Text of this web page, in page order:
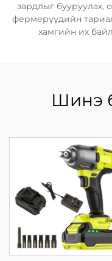
зардлыг бууруулах,
фермерүүдийн
хамгийн их
Шинэ